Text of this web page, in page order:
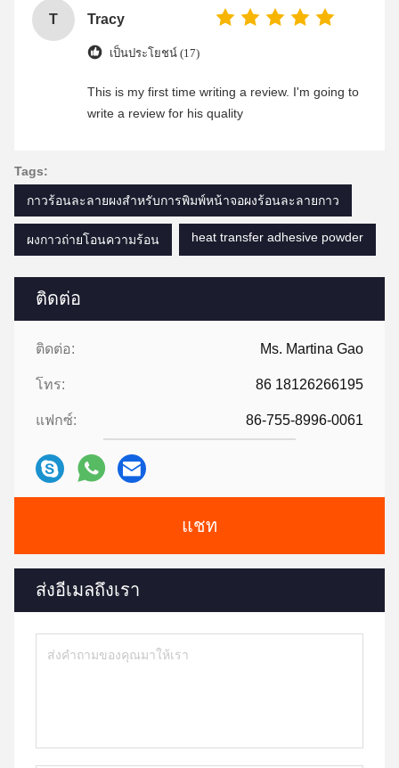
ติดต่อ
ติดต่อ: Ms. Martina Gao
โทร: 86 18126266195
แฟกซ์: 86-755-8996-0061
แชท
ส่งอีเมลถึงเรา
T Tracy
เป็นประโยชน์ (17)
This is my first time writing a review. I'm going to
write a review for his quality
Tags:
กาวร้อนละลายผงสำหรับการพิมพ์หน้าจอผงร้อนละลายกาว
ผงกาวถ่ายโอนความร้อน heat transfer adhesive powder